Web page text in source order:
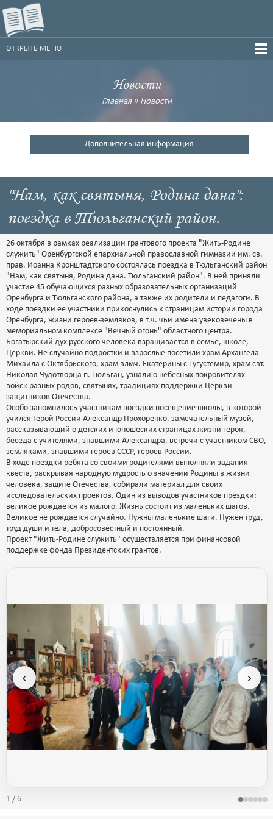
ОТКРЫТЬ МЕНЮ
Новости
Главная» Новости
Дополнительная информация
"Нам, как святыня, Родина дана":
поездка в Тюльганский район.
26 октября в рамках реализации грантового проекта "Жить-Родине
служить" Оренбургской епархиальной православной гимназии им. св.
прав. Иоанна Кронштадтского состоялась поездка в Тюльганский район
"Нам, как святыня, Родина дана. Тюльганский район". В ней приняли
участие 45 обучающихся разных образовательных организаций
Оренбурга и Тюльганского района, а также их родители и педагоги. В
ходе поездки ее участники прикоснулись к страницам истории города
Оренбурга, жизни героев-земляков, в т.ч. чьи имена увековечены в
мемориальном комплексе "Вечный огонь" областного центра.
Богатырский дух русского человека взращивается в семье, школе,
Церкви. Не случайно подростки и взрослые посетили храм Архангела
Михаила с Октябрьского, храм влмч. Екатерины с Тугустемир, храм свт.
Николая Чудотворца п. Тюльган, узнали о небесных покровителях
войск разных родов, святынях, традициях поддержки Церкви
защитников Отечества.
Особо запомнилось участникам поездки посещение школы, в которой
учился Герой России Александр Прохоренко, замечательный музей,
рассказывающий о детских и юношеских страницах жизни героя,
беседа с учителями, знавшими Александра, встречи с участником СВО,
земляками, знавшими героев СССР, героев России.
В ходе поездки ребята со своими родителями выполняли задания
квеста, раскрывая народную мудрость о значении Родины в жизни
человека, защите Отечества, собирали материал для своих
исследовательских проектов. Один из выводов участников прездки:
великое рождается из малого. Жизнь состоит из маленьких шагов.
Великое не рождается случайно. Нужны маленькие шаги. Нужен труд,
труд души и тела, добросовестный и постоянный.
Проект "Жить-Родине служить" осуществляется при финансовой
поддержке фонда Президентских грантов.
‹ ›
1 / 6